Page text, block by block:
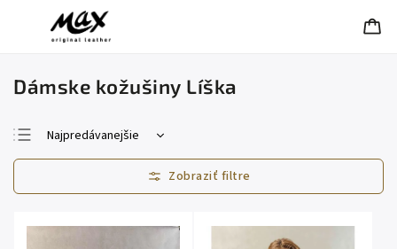
Dámske kožušiny Líška
Najpredávanejšie
Najlacnejšie
Najdrahšie